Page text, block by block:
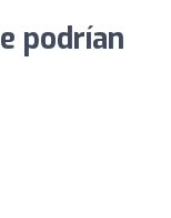
podrían